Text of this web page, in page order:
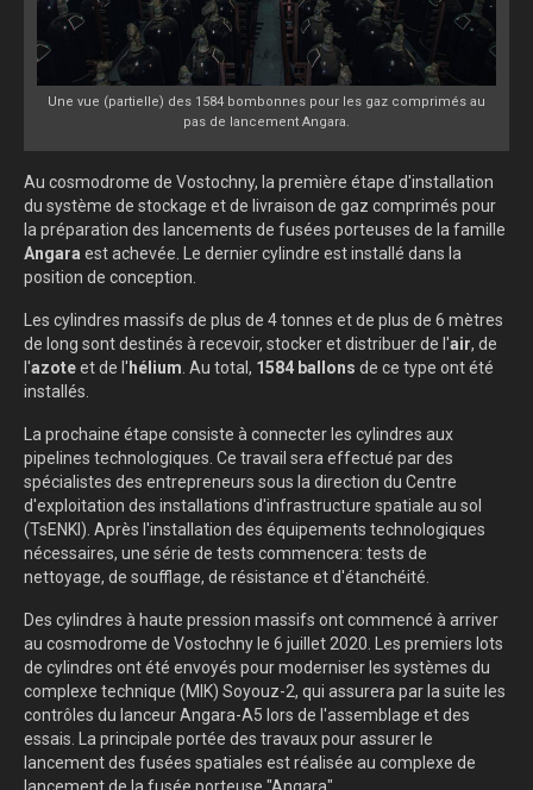
Une vue (partielle) des 1584 bombonnes pour les gaz comprimés au
pas de lancement Angara.
Au cosmodrome de Vostochny, la première étape d'installation
du système de stockage et de livraison de gaz comprimés pour
la préparation des lancements de fusées porteuses de la famille
Angara est achevée. Le dernier cylindre est installé dans la
position de conception.
Les cylindres massifs de plus de 4 tonnes et de plus de 6 mètres
de long sont destinés à recevoir, stocker et distribuer de l'air, de
l'azoteet de l' hélium. Au total, 1584 ballons de ce type ont été
installés.
La prochaine étape consiste à connecter les cylindres aux
pipelines technologiques. Ce travail sera effectué par des
spécialistes des entrepreneurs sous la direction du Centre
d'exploitation des installations d'infrastructure spatiale au sol
(TsENKI). Après l'installation des équipements technologiques
nécessaires, une série de tests commencera: tests de
nettoyage, de soufflage, de résistance et d'étanchéité.
Des cylindres à haute pression massifs ont commencé à arriver
au cosmodrome de Vostochny le 6 juillet 2020. Les premiers lots
de cylindres ont été envoyés pour moderniser les systèmes du
complexe technique (MIK) Soyouz-2, qui assurera par la suite les
contrôles du lanceur Angara-A5 lors de l'assemblage et des
essais. La principale portée des travaux pour assurer le
lancement des fusées spatiales est réalisée au complexe de